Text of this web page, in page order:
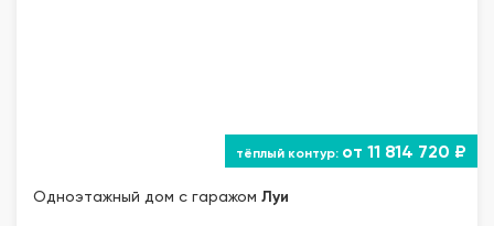
от 11 814 720 ₽
Одноэтажный дом с гаражом Луи